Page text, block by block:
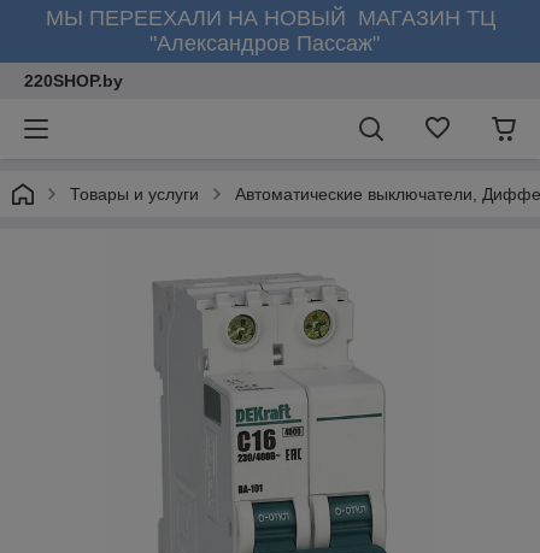
МЫ ПЕРЕЕХАЛИ НА НОВЫЙ МАГАЗИН ТЦ
"Александров Пассаж"
220SHOP.by
Товары и услуги Автоматические выключатели,